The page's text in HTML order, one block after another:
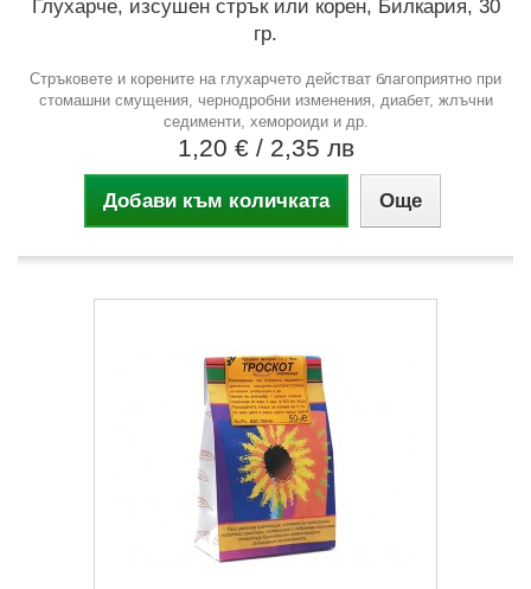
Глухарче, изсушен стрък или корен, Билкария, 30
гр.
Стръковете и корените на глухарчето действат благоприятно при
стомашни смущения, чернодробни изменения, диабет, жлъчни
седименти, хемороиди и др.
1,20 € / 2,35 лв
Добави към количката Още